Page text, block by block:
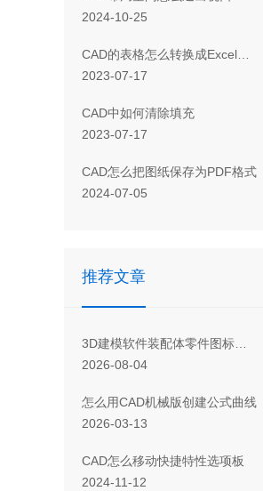
2024-10-25
CAD 的表格怎么转换成Excel表格
2023-07-17
CAD 中如何清除填充
2023-07-17
CAD怎么把图纸保存为PDF格式
2024-07-05
推荐文章
3D建模软件装配体零件图标上出现红色“V”代表什么意思？
2026-08-04
怎么用CAD机械版创建公式曲线
2026-03-13
CAD怎么移动快捷特性选项板
2024-11-12